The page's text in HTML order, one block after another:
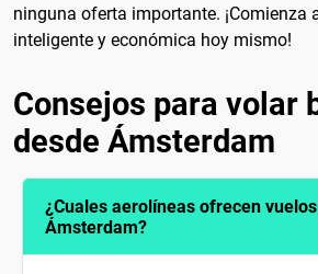
ninguna oferta importante. ¡Comienza
inteligente y económica hoy mismo!
Consejos para volar
desde Ámsterdam
¿Cuales aerolíneas ofrecen
Ámsterdam?